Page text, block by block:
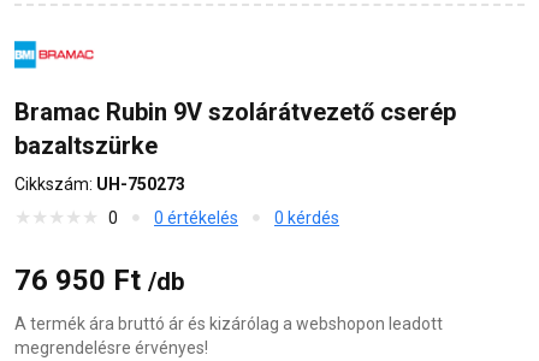
Bramac Rubin 9V szolárátvezető cserép
bazaltszürke
Cikkszám: UH-750273
0
0 értékelés 0 kérdés
76 950 Ft /db
A termék ára bruttó ár és kizárólag a webshopon leadott
megrendelésre érvényes!